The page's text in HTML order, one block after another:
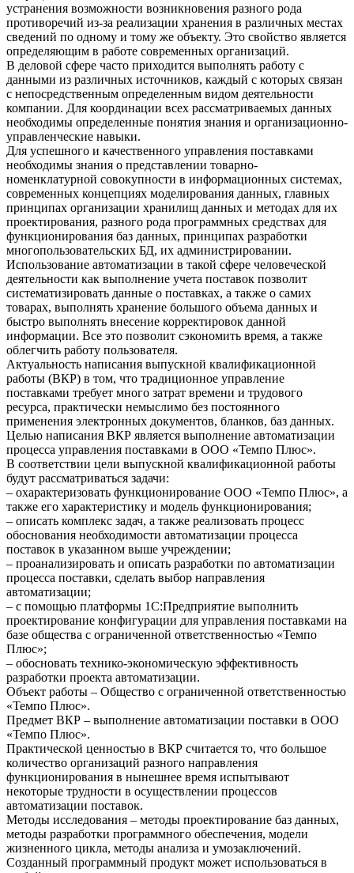
устранения возможности возникновения разного рода
противоречий из-за реализации хранения в различных местах
сведений по одному и тому же объекту. Это свойство является
определяющим в работе современных организаций.
В деловой сфере часто приходится выполнять работу с
данными из различных источников, каждый с которых связан
с непосредственным определенным видом деятельности
компании. Для координации всех рассматриваемых данных
необходимы определенные понятия знания и организационно-
управленческие навыки.
Для успешного и качественного управления поставками
необходимы знания о представлении товарно-
номенклатурной совокупности в информационных системах,
современных концепциях моделирования данных, главных
принципах организации хранилищ данных и методах для их
проектирования, разного рода программных средствах для
функционирования баз данных, принципах разработки
многопользовательских БД, их администрировании.
Использование автоматизации в такой сфере человеческой
деятельности как выполнение учета поставок позволит
систематизировать данные о поставках, а также о самих
товарах, выполнять хранение большого объема данных и
быстро выполнять внесение корректировок данной
информации. Все это позволит сэкономить время, а также
облегчить работу пользователя.
Актуальность написания выпускной квалификационной
работы (ВКР) в том, что традиционное управление
поставками требует много затрат времени и трудового
ресурса, практически немыслимо без постоянного
применения электронных документов, бланков, баз данных.
Целью написания ВКР является выполнение автоматизации
процесса управления поставками в ООО «Темпо Плюс».
В соответствии цели выпускной квалификационной работы
будут рассматриваться задачи:
– охарактеризовать функционирование ООО «Темпо Плюс», а
также его характеристику и модель функционирования;
– описать комплекс задач, а также реализовать процесс
обоснования необходимости автоматизации процесса
поставок в указанном выше учреждении;
– проанализировать и описать разработки по автоматизации
процесса поставки, сделать выбор направления
автоматизации;
– с помощью платформы 1С:Предприятие выполнить
проектирование конфигурации для управления поставками на
базе общества с ограниченной ответственностью «Темпо
Плюс»;
– обосновать технико-экономическую эффективность
разработки проекта автоматизации.
Объект работы – Общество с ограниченной ответственностью
«Темпо Плюс».
Предмет ВКР – выполнение автоматизации поставки в ООО
«Темпо Плюс».
Практической ценностью в ВКР считается то, что большое
количество организаций разного направления
функционирования в нынешнее время испытывают
некоторые трудности в осуществлении процессов
автоматизации поставок.
Методы исследования – методы проектирование баз данных,
методы разработки программного обеспечения, модели
жизненного цикла, методы анализа и умозаключений.
Созданный программный продукт может использоваться в